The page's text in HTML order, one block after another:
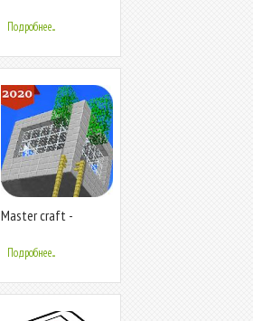
Подробнее...
Master craft -
& Building
Подробнее...